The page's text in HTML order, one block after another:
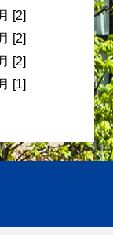
[2]
[2]
[2]
[1]